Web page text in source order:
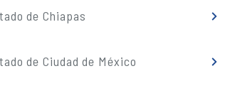
de Chiapas
de Ciudad de México